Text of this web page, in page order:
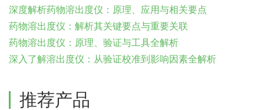
深度解析药物溶出度仪：原理、应用与相关要点
药物溶出度仪：解析其关键要点与重要关联
药物溶出度仪：原理、验证与工具全解析
深入了解溶出度仪：从验证校准到影响因素全解析
推荐产品